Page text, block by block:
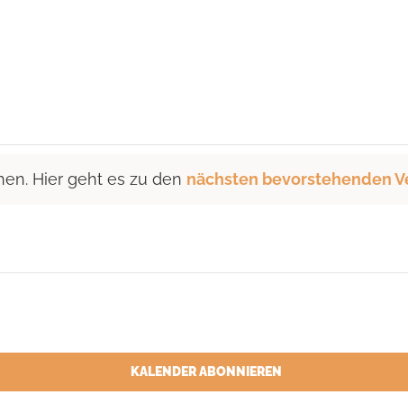
Hier geht es zu den nächsten bevorstehenden
KALENDER ABONNIEREN